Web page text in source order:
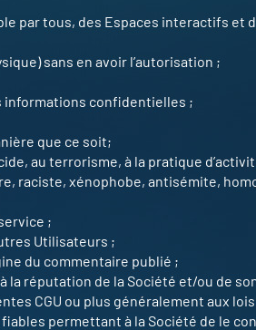
par tous, des Espaces interactifs et
sans en avoir l’autorisation ;
informations confidentielles ;
que ce soit;
au terrorisme, à la pratique
raciste, xénophobe, antisémite,
;
Utilisateurs ;
du commentaire publié ;
la réputation de la Société et/ou de
CGU ou plus généralement aux
permettant à la Société de le